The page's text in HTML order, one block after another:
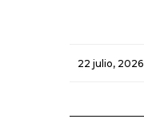
22 julio, 2026